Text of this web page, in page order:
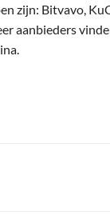
zijn: Bitvavo,
aanbieders